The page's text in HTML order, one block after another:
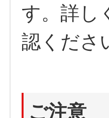
す。詳し
認くださ
ご注意